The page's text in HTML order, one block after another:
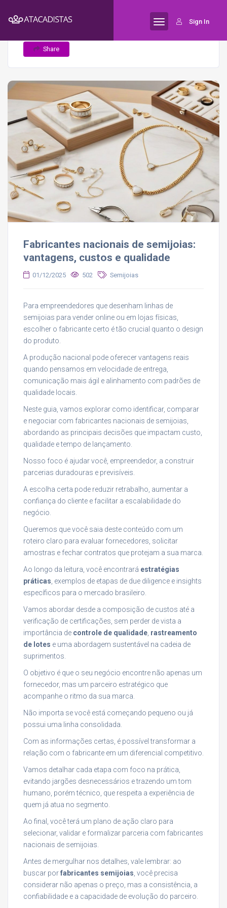
Sign In
Home Semijoias
Fabricantes nacionais de
semijoias: vantagens, custos e qualidade
Share
Fabricantes nacionais de semijoias:
vantagens, custos e qualidade
01/12/2025 502 Semijoias
Para empreendedores que desenham linhas de
semijoias para vender online ou em lojas físicas,
escolher o fabricante certo é tão crucial quanto o design
do produto.
A produção nacional pode oferecer vantagens reais
quando pensamos em velocidade de entrega,
comunicação mais ágil e alinhamento com padrões de
qualidade locais.
Neste guia, vamos explorar como identificar, comparar
e negociar com fabricantes nacionais de semijoias,
abordando as principais decisões que impactam custo,
qualidade e tempo de lançamento.
Nosso foco é ajudar você, empreendedor, a construir
parcerias duradouras e previsíveis.
A escolha certa pode reduzir retrabalho, aumentar a
confiança do cliente e facilitar a escalabilidade do
negócio.
Queremos que você saia deste conteúdo com um
roteiro claro para evaluar fornecedores, solicitar
amostras e fechar contratos que protejam a sua marca.
Ao longo da leitura, você encontrará estratégias
práticas , exemplos de etapas de due diligence e insights
específicos para o mercado brasileiro.
Vamos abordar desde a composição de custos até a
verificação de certificações, sem perder de vista a
importância de controle de qualidade rastreamento
de lotes e uma abordagem sustentável na cadeia de
suprimentos.
O objetivo é que o seu negócio encontre não apenas um
fornecedor, mas um parceiro estratégico que
acompanhe o ritmo da sua marca.
Não importa se você está começando pequeno ou já
possui uma linha consolidada.
Com as informações certas, é possível transformar a
relação com o fabricante em um diferencial competitivo.
Vamos detalhar cada etapa com foco na prática,
evitando jargões desnecessários e trazendo um tom
humano, porém técnico, que respeita a experiência de
quem já atua no segmento.
Ao final, você terá um plano de ação claro para
selecionar, validar e formalizar parceria com fabricantes
nacionais de semijoias.
Antes de mergulhar nos detalhes, vale lembrar: ao
buscar porfabricantes semijoias , você precisa
considerar não apenas o preço, mas a consistência, a
confiabilidade e a capacidade de evolução do parceiro.